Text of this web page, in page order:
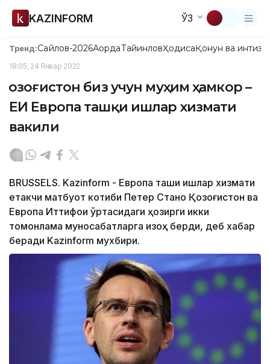
KAZINFORM ЎЗ
Тренд:Сайлов-2026АқордаТайинловҲодисаҚонун ва
18:05, 24 Январ 2022
Қозоғистон биз учун муҳим ҳамкор –
ЕИ Европа ташқи ишлар хизмати
вакили
BRUSSELS. Kazinform - Европа ташқи ишлар хизмати
етакчи матбуот котиби Петер Стано Қозоғистон ва
Европа Иттифоқи ўртасидаги ҳозирги икки
томонлама муносабатларга изоҳ берди, деб хабар
беради Kazinform мухбири.